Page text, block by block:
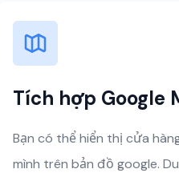
Tích hợp Google
Bạn có thể hiển thị cửa
mình trên bản đồ google.